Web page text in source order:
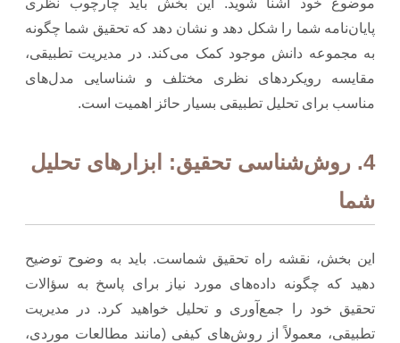
پایان‌نامه شما را شکل دهد و نشان دهد که تحقیق شما چگونه
به مجموعه دانش موجود کمک می‌کند. در مدیریت تطبیقی،
مقایسه رویکردهای نظری مختلف و شناسایی مدل‌های
مناسب برای تحلیل تطبیقی بسیار حائز اهمیت است.
4. روش‌شناسی تحقیق: ابزارهای تحلیل
شما
این بخش، نقشه راه تحقیق شماست. باید به وضوح توضیح
دهید که چگونه داده‌های مورد نیاز برای پاسخ به سؤالات
تحقیق خود را جمع‌آوری و تحلیل خواهید کرد. در مدیریت
تطبیقی، معمولاً از روش‌های کیفی (مانند مطالعات موردی،